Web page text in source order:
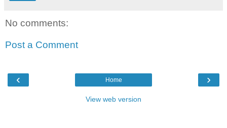
No comments:
Post a Comment
‹ ›
Home
View web version